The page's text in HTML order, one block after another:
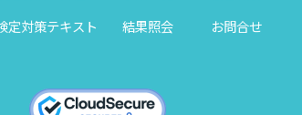
定対策テキスト
結果照会
お問合せ